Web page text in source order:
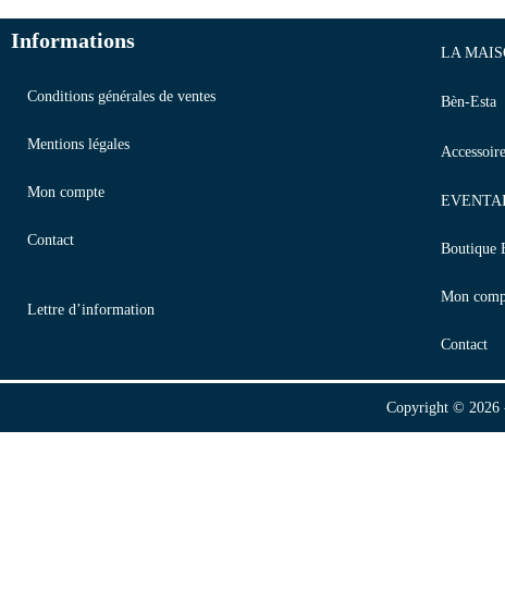
Informations
Conditions générales de ventes
Mentions légales
Mon compte
Contact
Lettre d’information
LA
Bèn-Esta
Boutique
Mon
Contact
Copyright ©